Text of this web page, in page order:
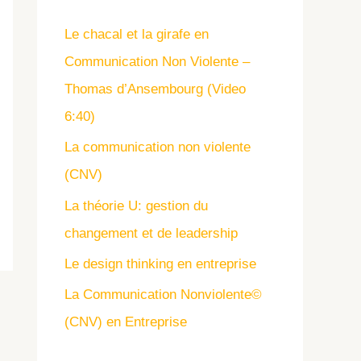
Le chacal et la girafe en
Communication Non Violente –
Thomas d’Ansembourg (Video
6:40)
La communication non violente
(CNV)
La théorie U: gestion du
changement et de leadership
Le design thinking en entreprise
La Communication Nonviolente©
(CNV) en Entreprise